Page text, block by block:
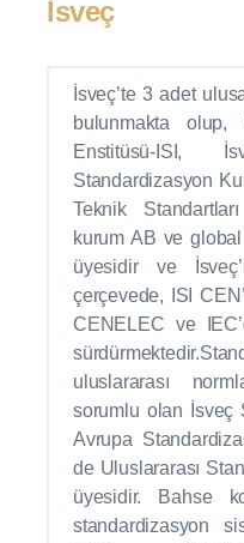
İsveç
İsveç’te 3 adet
bulunmakta olup,
Enstitüsü-ISI,
Standardizasyon
Teknik
kurum AB ve
üyesidir ve
çerçevede, ISI
CENELEC ve
uluslararası
sorumlu olan İsveç
Avrupa
de Uluslararası
üyesidir. Bahse
standardizasyon